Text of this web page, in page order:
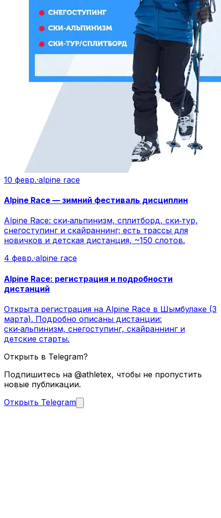
10 февр.·alpine race
Alpine Race — зимний фестиваль дисциплин
Alpine Race: ски‑альпинизм, сплитборд, ски‑тур,
снегоступинг и скайраннинг; есть трассы для
новичков и детская дистанция, ~150 слотов.
4 февр.·alpine race
Alpine Race: регистрация и подробности
дистанций
Открыта регистрация на Alpine Race в Шымбулаке (3
марта). Подробно описаны дистанции:
ски‑альпинизм, снегоступинг, скайраннинг и
детские старты.
Открыть в Telegram?
Подпишитесь на @athletex, чтобы не пропустить
новые публикации.
Открыть Telegram